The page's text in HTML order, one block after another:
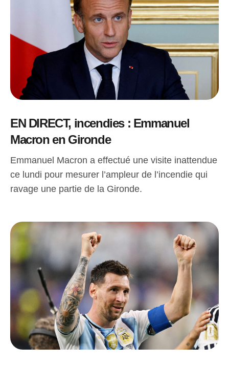
EN DIRECT, incendies : Emmanuel
Macron en Gironde
Emmanuel Macron a effectué une visite inattendue
ce lundi pour mesurer l’ampleur de l’incendie qui
ravage une partie de la Gironde.